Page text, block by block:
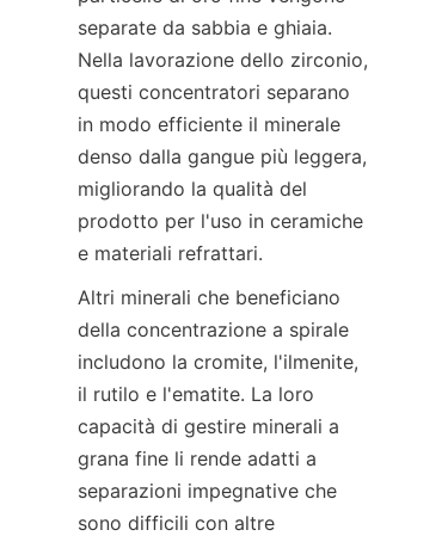
separate da sabbia e ghiaia.
Nella lavorazione dello zirconio,
questi concentratori separano
in modo efficiente il minerale
denso dalla gangue più leggera,
migliorando la qualità del
prodotto per l'uso in ceramiche
Altri minerali che beneficiano
della concentrazione a spirale
includono la cromite, l'ilmenite,
il rutilo e l'ematite. La loro
capacità di gestire minerali a
grana fine li rende adatti a
separazioni impegnative che
sono difficili con altre